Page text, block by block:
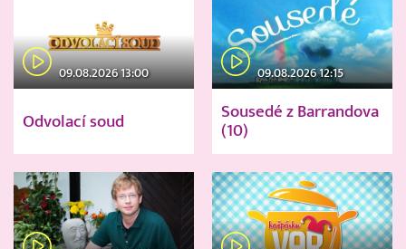
09.08.2026 13:00
Odvolací soud
09.08.2026 12:15
Sousedé z Barrandova
(10)